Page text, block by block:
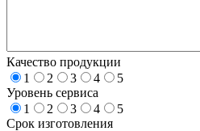
Качество продукции
1
2 3 4
5
Уровень сервиса
1
2 3 4
5
Срок изготовления